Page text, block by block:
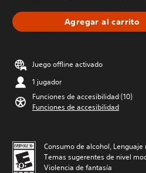
Agregar al carrito
Juego offline activado
1 jugador
Funciones de accesibilidad (10)
Funciones de accesibilidad
Consumo de alcohol,
Temas sugerentes de nivel
Violencia de fantasía